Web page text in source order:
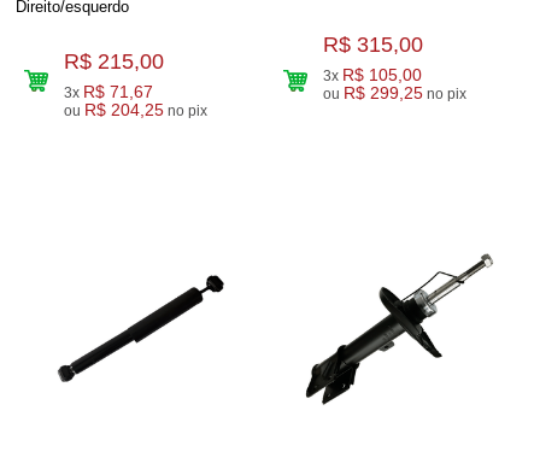
Direito/esquerdo
R$ 215,00
3x R$ 71,67
ou R$ 204,25 no pix
R$ 315,00
3x R$ 105,00
ou R$ 299,25 no pix